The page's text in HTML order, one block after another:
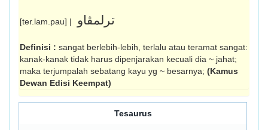
[ter.lam.pau] | ترلمڤاو
Definisi : sangat berlebih-lebih, terlalu atau teramat sangat:
kanak-kanak tidak harus dipenjarakan kecuali dia ~ jahat;
maka terjumpalah sebatang kayu yg ~ besarnya; (Kamus
Dewan Edisi Keempat)
Tesaurus